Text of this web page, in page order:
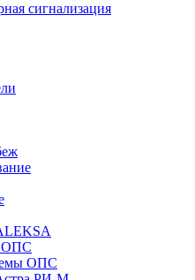
сигнализация
ОПС
ОПС